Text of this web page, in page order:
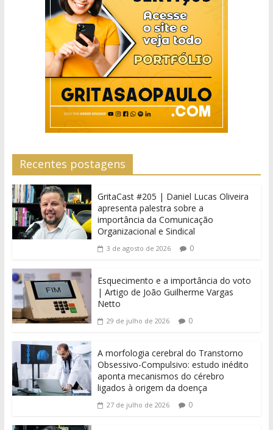
Recentes postagens
GritaCast #205 | Daniel Lucas Oliveira
apresenta palestra sobre a
importância da Comunicação
Organizacional e Sindical
3 de agosto de 2026 0
Esquecimento e a importância do voto
| Artigo de João Guilherme Vargas
Netto
29 de julho de 2026 0
A morfologia cerebral do Transtorno
Obsessivo-Compulsivo: estudo inédito
aponta mecanismos do cérebro
ligados à origem da doença
27 de julho de 2026 0